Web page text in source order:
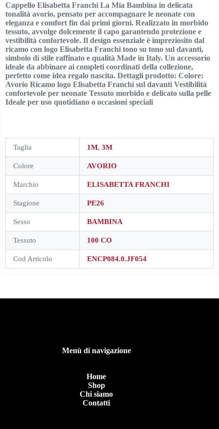
Cappello Elisabetta Franchi La Mia Bambina in delicata
tonalità avorio, pensato per accompagnare le neonate con
eleganza e comfort fin dai primi giorni. Realizzato in morbido
tessuto, avvolge dolcemente il capo garantendo protezione e
vestibilità confortevole. Il design essenziale è impreziosito dal
ricamo con logo Elisabetta Franchi tono su tono sul davanti,
simbolo di stile raffinato e qualità Made in Italy. Un accessorio
ideale da abbinare ai completi coordinati della collezione,
perfetto come idea regalo nascita. Dettagli prodotto: Colore:
Avorio Ricamo logo Elisabetta Franchi sul davanti Vestibilità
confortevole per neonate Tessuto morbido e delicato sulla pelle
Ideale per uso quotidiano o occasioni speciali
Taglia 1M, 3M
Colore AVORIO
Marchio ELISABETTA FRANCHI
Stagione PE26
Sesso BAMBINA
Tessuto 100 CO
Cod Articolo ENCP084.0.JF054
Menù di navigazione
Home
Shop
Chi siamo
Contatti